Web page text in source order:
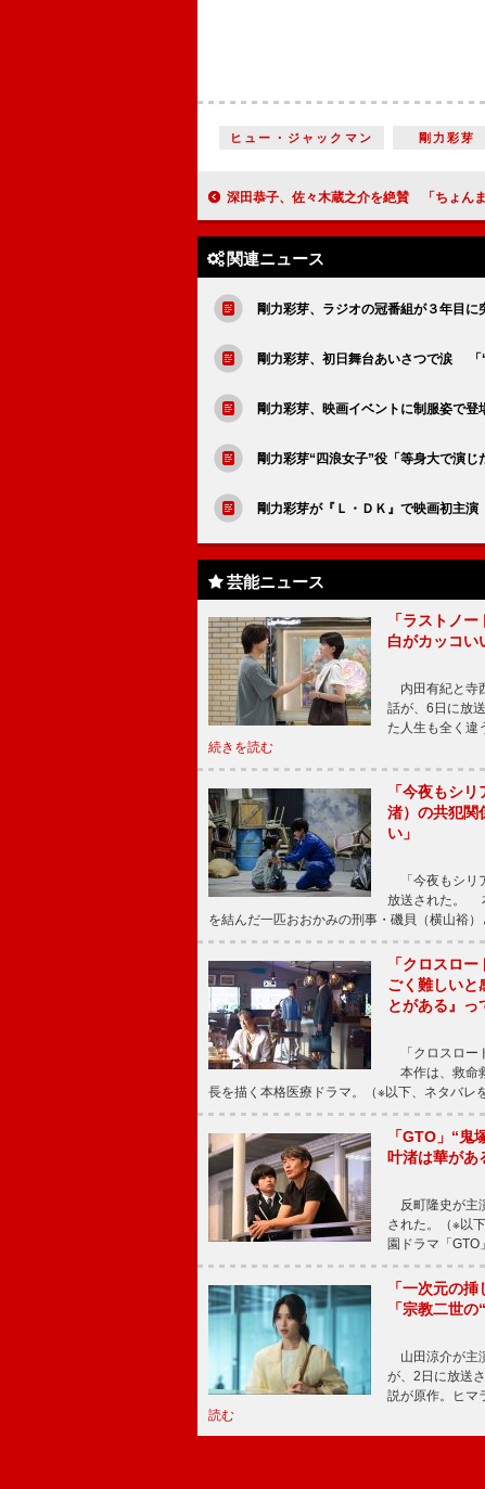
ヒュー・ジャックマン 剛力彩芽
深田恭子、佐々木蔵之介を絶賛 「ちょんまげのまま生まれてき
関連ニュース
剛力彩芽、ラジオの冠番組が３年目
剛力彩芽、初日舞台あいさつで涙 「
剛力彩芽、映画イベントに制服姿で
剛力彩芽“四浪女子”役「等身大で演
剛力彩芽が『Ｌ・ＤＫ』で映画初主
芸能ニュース
「ラストノ
白がカッコい
内田有紀と寺
話が、6日に放
た人生も全く違
続きを読む
「今夜もシ
渚）の共犯関
い」
「今夜もシリ
放送された。
を結んだ一匹おおかみの刑事・磯貝（横山裕
「クロスロ
ごく難しいと
とがある』っ
「クロスロー
本作は、救命
長を描く本格医療ドラマ。（※以下、ネタバ
「GTO」“
叶渚は華があ
反町隆史が主
された。（※以
園ドラマ「
「一次元の
「宗教二世
山田涼介が主
が、2日に放送
説が原作。ヒマ
読む